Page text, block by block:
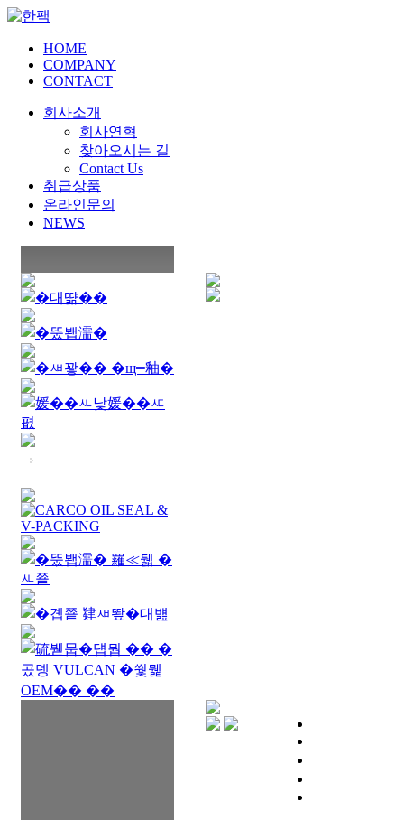
HOME
COMPANY
CONTACT
회사소개
회사연혁
찾아오시는 길
Contact Us
취급상품
온라인문의
NEWS